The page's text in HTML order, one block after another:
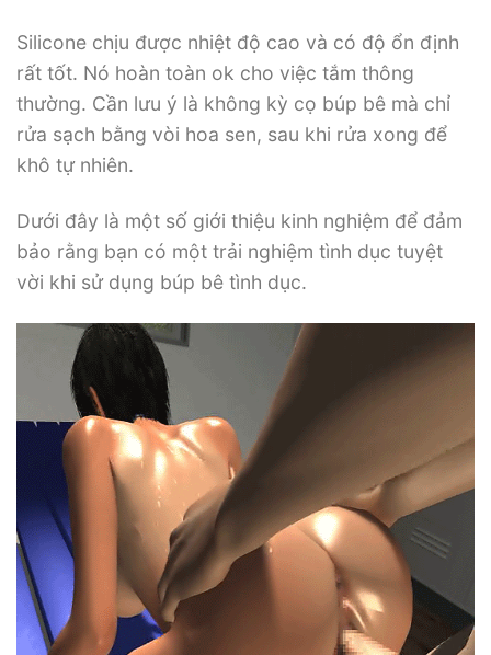
Silicone chịu được nhiệt độ cao và có độ ổn định
rất tốt. Nó hoàn toàn ok cho việc tắm thông
thường. Cần lưu ý là không kỳ cọ búp bê mà chỉ
rửa sạch bằng vòi hoa sen, sau khi rửa xong để
khô tự nhiên.
Dưới đây là một số giới thiệu kinh nghiệm để đảm
bảo rằng bạn có một trải nghiệm tình dục tuyệt
vời khi sử dụng búp bê tình dục.